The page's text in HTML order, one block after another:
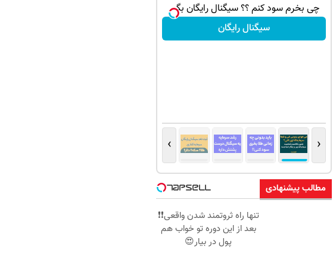
چی بخرم سود کنم ؟؟ سیگنال رایگان بگیر
سیگنال رایگان
‹
›
مطالب پیشنهادی
تنها راه ثروتمند شدن واقعی❗❗
بعد از این دوره تو خواب هم
پول در بیار😍